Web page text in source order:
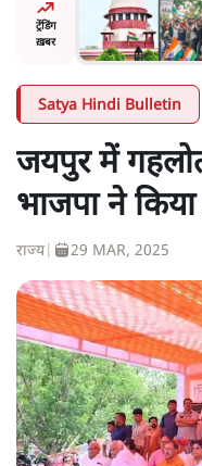
ट्रेंडिंग
ख़बर
न
सुने':
Satya Hindi Bulletin
जयपुर में
भाजपा ने किया
राज्य| 29 MAR, 2025